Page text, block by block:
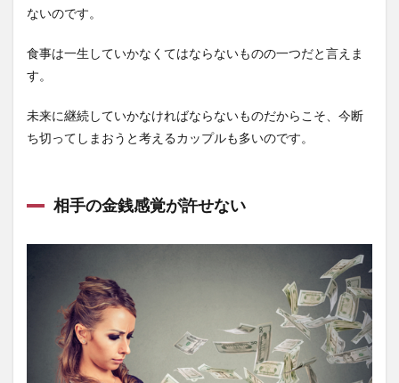
ないのです。
食事は一生していかなくてはならないものの一つだと言えま
す。
未来に継続していかなければならないものだからこそ、今断
ち切ってしまおうと考えるカップルも多いのです。
相手の金銭感覚が許せない